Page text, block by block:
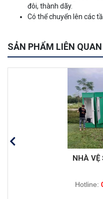
đôi, thành dãy.
Có thể chuyển lên các
SẢN PHẨM LIÊN QUAN
NHÀ VỆ
Hotline: